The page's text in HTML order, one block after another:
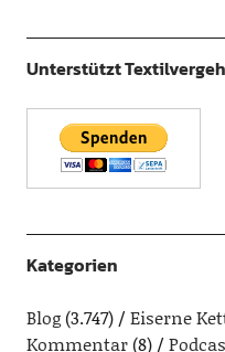
Unterstützt
Kategorien
Blog(3.747) Eiserne
Kommentar(8)